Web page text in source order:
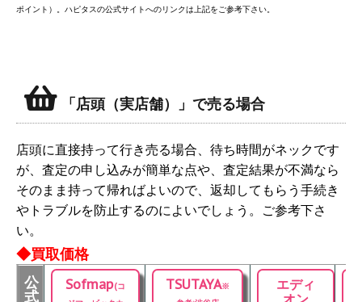
ポイント）。ハピタスの公式サイトへのリンクは上記をご参考下さい。
「店頭（実店舗）」で売る場合
店頭に直接持って行き売る場合、待ち時間がネックです
が、査定の申し込みが簡単な点や、査定結果が不満なら
そのまま持って帰ればよいので、返却してもらう手続き
やトラブルを防止するのによいでしょう。ご参考下さ
い。
◆買取価格
公
式
Sofmap(コ
TSUTAYA※
エディ